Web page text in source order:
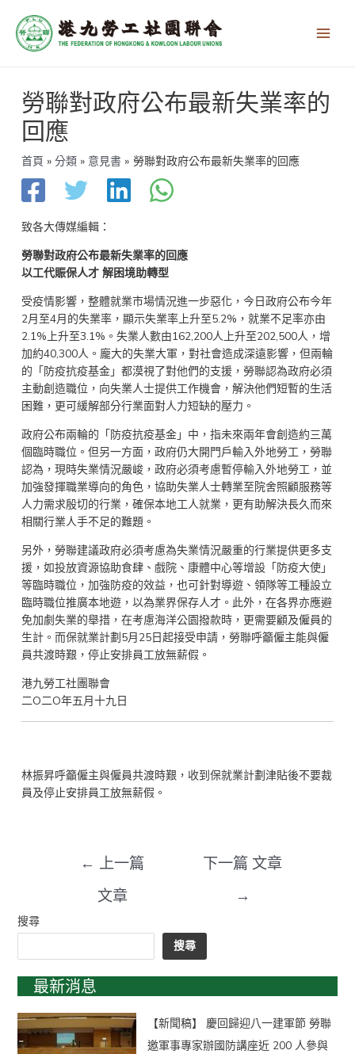
勞聯對政府公布最新失業率的
回應
首頁 分類 意見書 勞聯對政府公布最新失業率的回應
致各大傳媒編輯：
勞聯對政府公布最新失業率的回應
以工代賑保人才 解困境助轉型
受疫情影響，整體就業市場情況進一步惡化，今日政府公布今年
2月至4月的失業率，顯示失業率上升至5.2%，就業不足率亦由
2.1%上升至3.1%。失業人數由162,200人上升至202,500人，增
加約40,300人。龐大的失業大軍，對社會造成深遠影響，但兩輪
的「防疫抗疫基金」都漠視了對他們的支援，勞聯認為政府必須
主動創造職位，向失業人士提供工作機會，解決他們短暫的生活
困難，更可緩解部分行業面對人力短缺的壓力。
政府公布兩輪的「防疫抗疫基金」中，指未來兩年會創造約三萬
個臨時職位。但另一方面，政府仍大開門戶輸入外地勞工，勞聯
認為，現時失業情況嚴峻，政府必須考慮暫停輸入外地勞工，並
加強發揮職業導向的角色，協助失業人士轉業至院舍照顧服務等
人力需求殷切的行業，確保本地工人就業，更有助解決長久而來
相關行業人手不足的難題。
另外，勞聯建議政府必須考慮為失業情況嚴重的行業提供更多支
援，如投放資源協助食肆、戲院、康體中心等增設「防疫大使」
等臨時職位，加強防疫的效益，也可針對導遊、領隊等工種設立
臨時職位推廣本地遊，以為業界保存人才。此外，在各界亦應避
免加劇失業的舉措，在考慮海洋公園撥款時，更需要顧及僱員的
生計。而保就業計劃5月25日起接受申請，勞聯呼籲僱主能與僱
員共渡時艱，停止安排員工放無薪假。
港九勞工社團聯會
二O二O年五月十九日
林振昇呼籲僱主與僱員共渡時艱，收到保就業計劃津貼後不要裁
員及停止安排員工放無薪假。
章
導
覽
← 上一篇
文章
下一篇 文章
→
搜尋
搜尋
最新消息
【新聞稿】 慶回歸迎八一建軍節 勞聯
邀軍事專家辦國防講座近 200 人參與